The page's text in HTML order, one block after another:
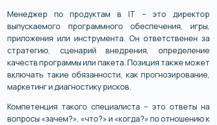
Менеджер по продуктам в IT – это директор
выпускаемого программного обеспечения, игры,
приложения или инструмента. Он ответственен за
стратегию, сценарий внедрения, определение
качеств программы или пакета. Позиция также может
включать такие обязанности, как прогнозирование,
маркетинг и диагностику рисков.
Компетенция такого специалиста – это ответы на
вопросы «зачем?», «что?» и «когда?» по отношению к